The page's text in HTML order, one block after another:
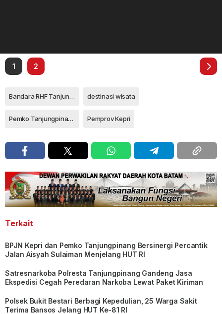
1 2
Bandara RHF Tanjungpinang destinasi wisata
Pemko Tanjungpinang Pemprov Kepri
Terkait
BPJN Kepri dan Pemko Tanjungpinang Bersinergi Percantik
Jalan Aisyah Sulaiman Menjelang HUT RI
Satresnarkoba Polresta Tanjungpinang Gandeng Jasa
Ekspedisi Cegah Peredaran Narkoba Lewat Paket Kiriman
Polsek Bukit Bestari Berbagi Kepedulian, 25 Warga Sakit
Terima Bansos Jelang HUT Ke-81 RI